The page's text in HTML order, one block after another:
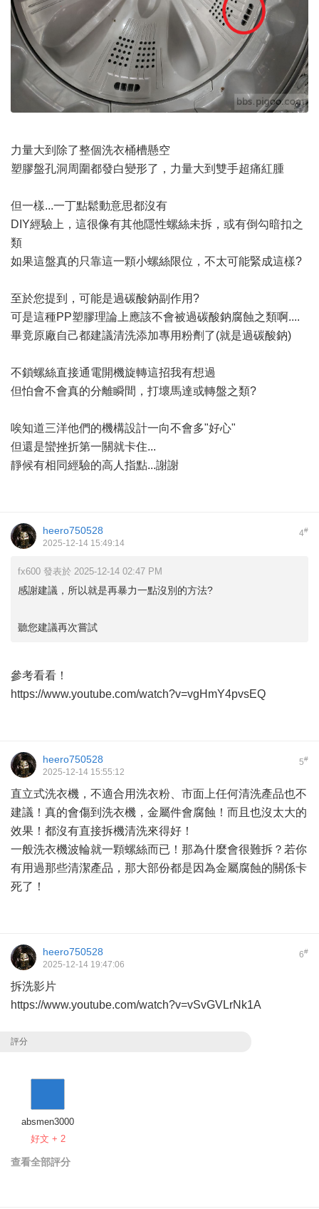
力量大到除了整個洗衣桶槽懸空
塑膠盤孔洞周圍都發白變形了，力量大到雙手超痛紅腫
但一樣...一丁點鬆動意思都沒有
DIY經驗上，這很像有其他隱性螺絲未拆，或有倒勾暗扣之
類
如果這盤真的只靠這一顆小螺絲限位，不太可能緊成這樣?
至於您提到，可能是過碳酸鈉副作用?
可是這種PP塑膠理論上應該不會被過碳酸鈉腐蝕之類啊....
畢竟原廠自己都建議清洗添加專用粉劑了(就是過碳酸鈉)
不鎖螺絲直接通電開機旋轉這招我有想過
但怕會不會真的分離瞬間，打壞馬達或轉盤之類?
唉知道三洋他們的機構設計一向不會多"好心"
但還是蠻挫折第一關就卡住...
靜候有相同經驗的高人指點...謝謝
4#
heero750528
2025-12-14 15:49:14
fx600 發表於 2025-12-14 02:47 PM
感謝建議，所以就是再暴力一點沒別的方法?
聽您建議再次嘗試
參考看看！
https://www.youtube.com/watch?v=vgHmY4pvsEQ
5#
heero750528
2025-12-14 15:55:12
直立式洗衣機，不適合用洗衣粉、市面上任何清洗產品也不
建議！真的會傷到洗衣機，金屬件會腐蝕！而且也沒太大的
效果！都沒有直接拆機清洗來得好！
一般洗衣機波輪就一顆螺絲而已！那為什麼會很難拆？若你
有用過那些清潔產品，那大部份都是因為金屬腐蝕的關係卡
死了！
6#
heero750528
2025-12-14 19:47:06
拆洗影片
https://www.youtube.com/watch?v=vSvGVLrNk1A
評分
absmen3000
好文 + 2
查看全部評分